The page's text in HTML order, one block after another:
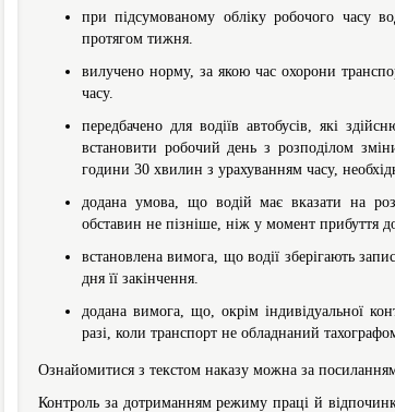
при підсумованому обліку робочого часу
протягом тижня.
вилучено норму, за якою час охорони
часу.
передбачено для водіїв автобусів, які
встановити робочий день з розподілом
години 30 хвилин з урахуванням часу,
додана умова, що водій має вказати на
обставин не пізніше, ніж у момент прибуття
встановлена вимога, що водії зберігають
дня її закінчення.
додана вимога, що, окрім індивідуальної
разі, коли транспорт не обладнаний
Ознайомитися з текстом наказу можна за
Контроль за дотриманням режиму праці й